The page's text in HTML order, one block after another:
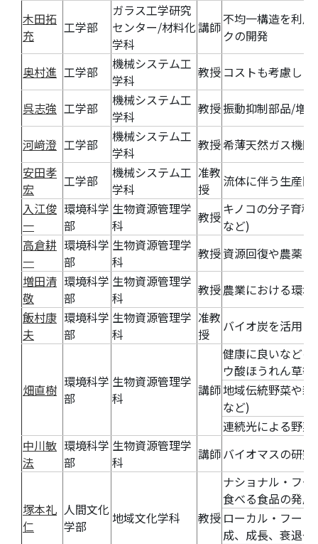
木田拓
充
工学部
ガラス工学研究
センター/材料化
学科
講師不均一構造を利
クの開発
奥村進 工学部
機械システム工
学科
教授 コストも考慮し
呉志強 工学部
機械システム工
学科
教授振動抑制部品/増
河﨑澄 工学部
機械システム工
学科
教授希薄天然ガス機関
安田孝
宏
工学部
機械システム工
学科
准教
授
流体に伴う生産
入江俊
一
環境科学
部
生物資源管理学
科
教授キノコの分子育
など)
高倉耕
一
環境科学
部
生物資源管理学
科
教授資源回復や農薬
増田清
敬
環境科学
部
生物資源管理学
科
教授農業における環
飯村康
夫
環境科学
部
生物資源管理学
科
准教
授
バイオ炭を活用
畑直樹 環境科学
部
生物資源管理学
科
講師
健康に良いなど
ウ酸ほうれん草等)
地域伝統野菜や
など)
連続光による野菜
中川敏
法
環境科学
部
生物資源管理学
科
講師バイオマスの研
塚本礼
仁
人間文化
学部
地域文化学科 教授
ナショナル・フ
食べる食品の発展
ローカル・フー
成、成長、衰退